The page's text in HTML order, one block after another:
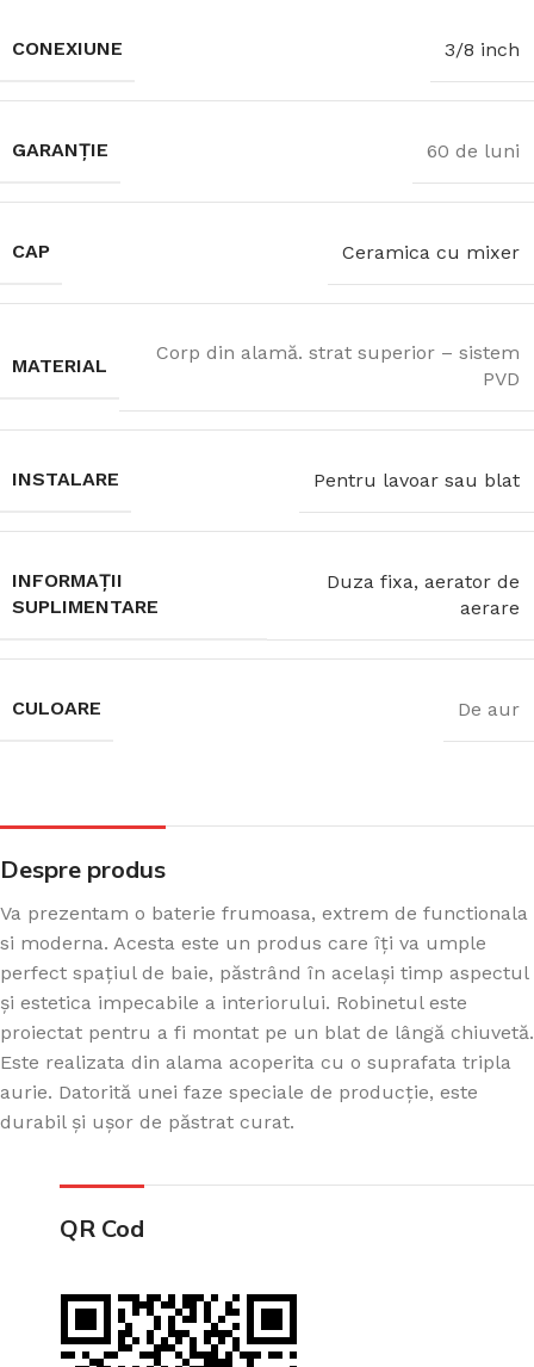
CONEXIUNE 3/8 inch
GARANȚIE 60 de luni
CAP Ceramica cu mixer
MATERIAL
Corp din alamă. strat superior – sistem
PVD
INSTALARE Pentru lavoar sau blat
INFORMAȚII
SUPLIMENTARE
Duza fixa, aerator de
aerare
CULOARE De aur
Despre produs
Va prezentam o baterie frumoasa, extrem de functionala
si moderna. Acesta este un produs care îți va umple
perfect spațiul de baie, păstrând în același timp aspectul
și estetica impecabile a interiorului. Robinetul este
proiectat pentru a fi montat pe un blat de lângă chiuvetă.
Este realizata din alama acoperita cu o suprafata tripla
aurie. Datorită unei faze speciale de producție, este
durabil și ușor de păstrat curat.
QR Cod